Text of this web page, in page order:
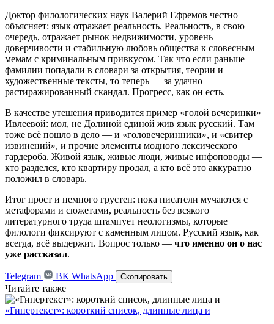
Доктор филологических наук Валерий Ефремов честно
объясняет: язык отражает реальность. Реальность, в свою
очередь, отражает рынок недвижимости, уровень
доверчивости и стабильную любовь общества к словесным
мемам с криминальным привкусом. Так что если раньше
фамилии попадали в словари за открытия, теории и
художественные тексты, то теперь — за удачно
растиражированный скандал. Прогресс, как он есть.
В качестве утешения приводится пример «голой вечеринки»
Ивлеевой: мол, не Долиной единой жив язык русский. Там
тоже всё пошло в дело — и «головечеринники», и «свитер
извинений», и прочие элементы модного лексического
гардероба. Живой язык, живые люди, живые инфоповоды —
кто разделся, кто квартиру продал, а кто всё это аккуратно
положил в словарь.
Итог прост и немного грустен: пока писатели мучаются с
метафорами и сюжетами, реальность без всякого
литературного труда штампует неологизмы, которые
филологи фиксируют с каменным лицом. Русский язык, как
всегда, всё выдержит. Вопрос только — что именно он о нас
уже рассказал.
Telegram ВК WhatsApp Скопировать
Читайте также
«Гипертекст»: короткий список, длинные лица и